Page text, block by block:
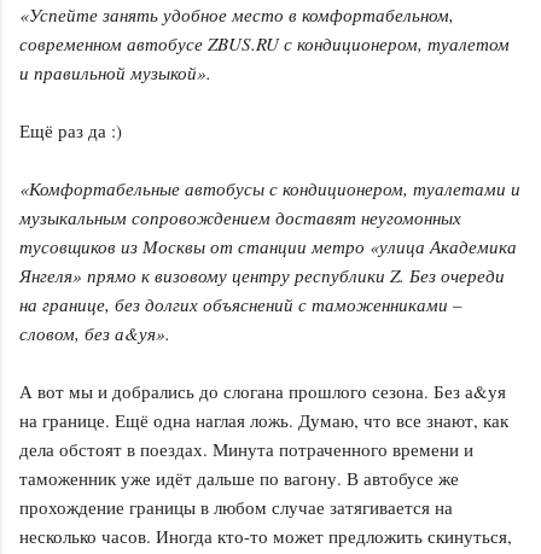
«Успейте занять удобное место в комфортабельном,
современном автобусе ZBUS.RU с кондиционером, туалетом
и правильной музыкой».
Ещё раз да :)
«Комфортабельные автобусы с кондиционером, туалетами и
музыкальным сопровождением доставят неугомонных
тусовщиков из Москвы от станции метро «улица Академика
Янгеля» прямо к визовому центру республики Z. Без очереди
на границе, без долгих объяснений с таможенниками –
словом, без а&уя».
А вот мы и добрались до слогана прошлого сезона. Без а&уя
на границе. Ещё одна наглая ложь. Думаю, что все знают, как
дела обстоят в поездах. Минута потраченного времени и
таможенник уже идёт дальше по вагону. В автобусе же
прохождение границы в любом случае затягивается на
несколько часов. Иногда кто-то может предложить скинуться,